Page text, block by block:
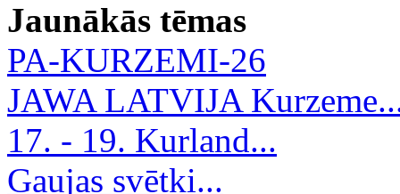
Jaunākās tēmas
PA-KURZEMI-26
JAWA LATVIJA
17. - 19. Kurland...
Gaujas svētki...